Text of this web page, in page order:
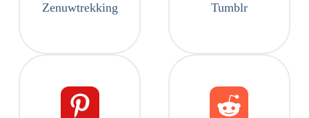
Zenuwtrekking Tumblr